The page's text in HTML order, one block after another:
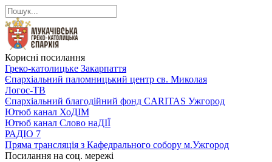
Корисні посилання
Греко-католицьке Закарпаття
Єпархіальний паломницький центр св. Миколая
Логос-ТВ
Єпархіальний благодійний фонд CARITAS Ужгород
Ютюб канал ХоДІМ
Ютюб канал Слово наДІЇ
РАДІО 7
Пряма трансляція з Кафедрального собору м.Ужгород
Посилання на соц. мережі